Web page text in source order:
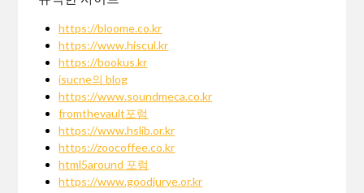
https://bloome.co.kr
https://www.hiscul.kr
https://bookus.kr
isucne의 blog
https://www.soundmeca.co.kr
fromthevault포럼
https://www.hslib.or.kr
https://zoocoffee.co.kr
html5around 포럼
https://www.goodjurye.or.kr